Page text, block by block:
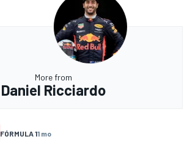
More from
Daniel Ricciardo
FÓRMULA 11 mo